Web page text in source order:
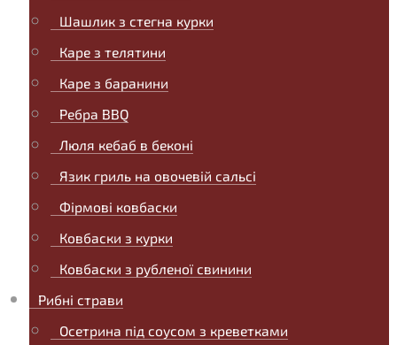
Шашлик з стегна курки
Каре з телятини
Каре з баранини
Ребра BBQ
Люля кебаб в беконі
Язик гриль на овочевій сальсі
Фірмові ковбаски
Ковбаски з курки
Ковбаски з рубленої свинини
Рибні страви
Осетрина під соусом з креветками